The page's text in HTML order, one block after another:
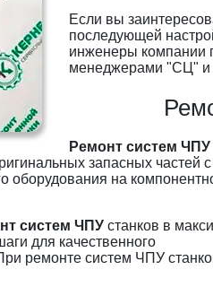
Если вы
последующей
инженеры компании
менеджерами "СЦ" и
Ремонт систем ЧПУ
запасных частей с
оборудования на
систем ЧПУ станков в
для качественного
ремонте систем ЧПУ